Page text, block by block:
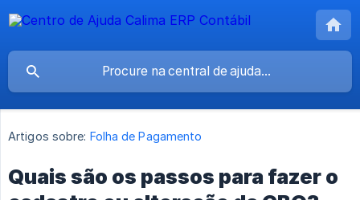
Artigos sobre: Folha de Pagamento
Quais são os passos para fazer o